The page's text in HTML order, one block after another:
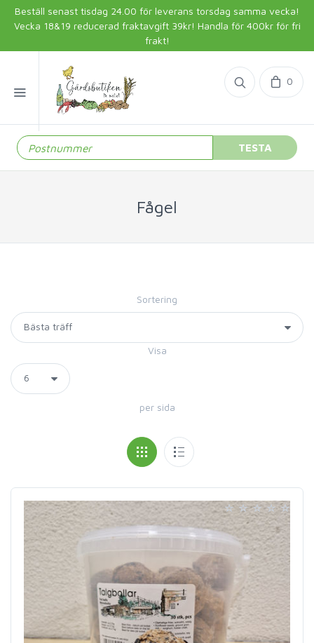
Beställ senast tisdag 24.00 för leverans torsdag samma vecka!
Vecka 18&19 reducerad fraktavgift 39kr! Handla för 400kr för fri
frakt!
0
TESTA
Fågel
Sortering
Visa
per sida